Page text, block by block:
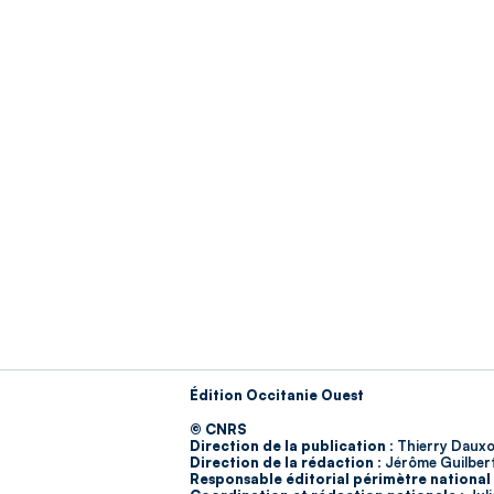
Édition Occitanie Ouest
© CNRS
Direction de la publication : Thierry
Direction de la rédaction : Jérôme
Responsable éditorial périmètre national